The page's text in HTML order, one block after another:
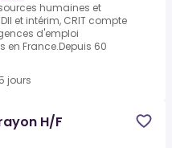
humaines et
et intérim, CRIT compte
d'emploi
en France.Depuis 60
jours
H/F